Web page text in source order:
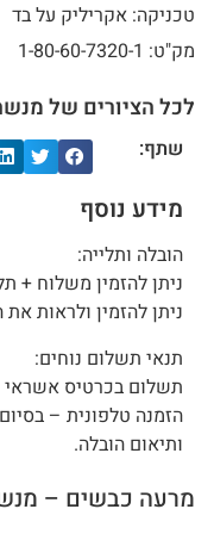
טכניקה: אקריליק על בד
מק"ט: 1-80-60-7320-1
לכל הציורים של
שתף:
מידע נוסף
הובלה ותלייה:
ניתן להזמין משלוח +
ניתן להזמין ולראות
תנאי תשלום נוחים:
תשלום בכרטיס אשראי עד 6 תשלומים ללא
הזמנה טלפונית –
ותיאום הובלה.
מרעה כבשים –